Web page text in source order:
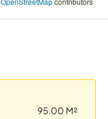
95.00 M²